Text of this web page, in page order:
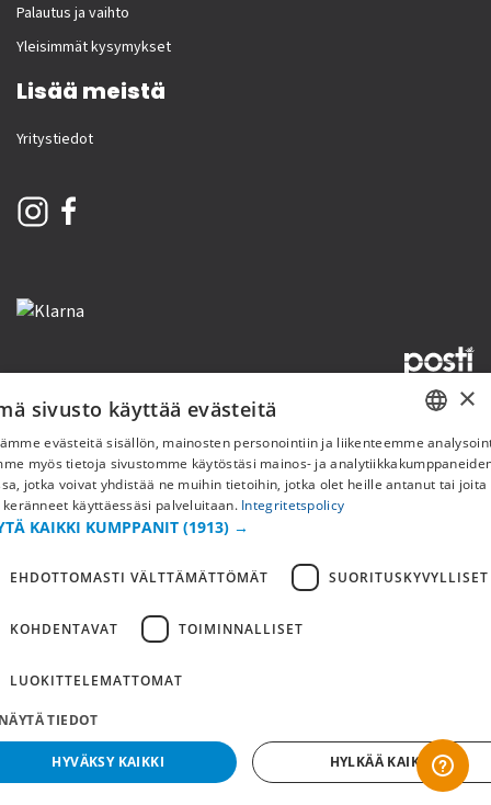
Palautus ja vaihto
Yleisimmät kysymykset
Lisää meistä
Yritystiedot
Copyright © 2019 This site is Licensed to 377 Sport AB TietosuojakäytäntöEvästeet
FI
×
sivusto käyttää evästeitä
evästeitä sisällön, mainosten personointiin ja liikenteemme
myös tietoja sivustomme käytöstäsi mainos- ja
jotka voivat yhdistää ne muihin tietoihin, jotka olet heille antanut tai joita
keränneet käyttäessäsi palveluitaan. Integritetspolicy
KAIKKI KUMPPANIT (1913) →
EHDOTTOMASTI VÄLTTÄMÄTTÖMÄT SUORITUSKYVYLLISET
KOHDENTAVAT TOIMINNALLISET
LUOKITTELEMATTOMAT
TIEDOT
HYVÄKSY KAIKKI HYLKÄÄ KAIKKI